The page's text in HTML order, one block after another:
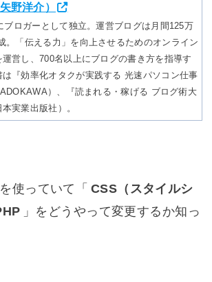
野洋介）
ブロガーとして独立。運営ブログは月間125万
。「伝える力」を向上させるためのオンライン
運営し、700名以上にブログの書き方を指導す
は『効率化オタクが実践する 光速パソコン仕事
）、『読まれる・稼げる ブログ術大
実業出版社）。
を使っていて「 CSS（スタイルシ
」をどうやって変更するか知っ